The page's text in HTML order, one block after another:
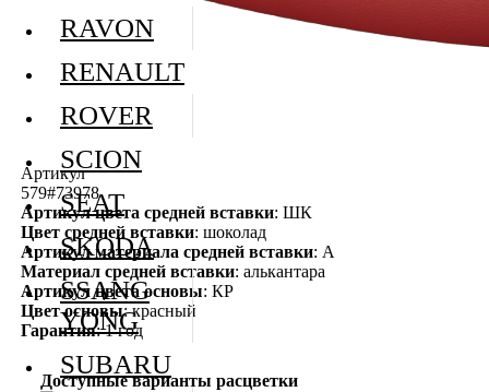
Артикул
579#73978
Артикул цвета средней вставки: ШК
Цвет средней вставки: шоколад
Артикул материала средней вставки: А
Материал средней вставки: алькантара
Артикул цвета основы: КР
Цвет основы: красный
Гарантия: 1 год
Доступные варианты расцветки
RAVON
RENAULT
ROVER
SCION
SEAT
SKODA
SSANG
YONG
SUBARU